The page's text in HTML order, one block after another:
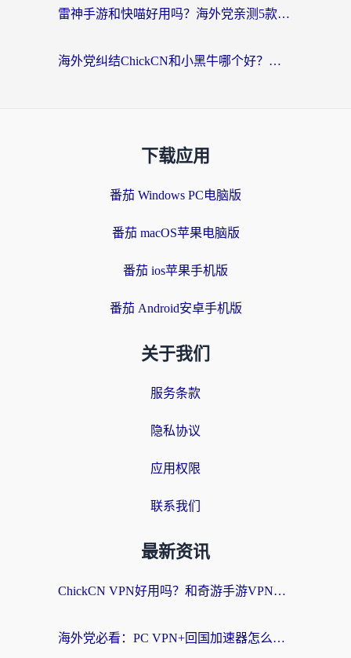
雷神手游和快喵好用吗？海外党亲测5款回国加速器，附斧牛Bling对比+微信视频号解决办法
海外党纠结ChickCN和小黑牛哪个好？一篇帮你选对回国加速器的实用指南
下载应用
番茄 Windows PC电脑版
番茄 macOS苹果电脑版
番茄 ios苹果手机版
番茄 Android安卓手机版
关于我们
服务条款
隐私协议
应用权限
联系我们
最新资讯
ChickCN VPN好用吗？和奇游手游VPN对比哪个回国效果更好？海外党亲测实用指南
海外党必看：PC VPN+回国加速器怎么选？无缝访问国内资源全攻略